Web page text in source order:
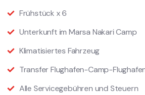
Frühstück x 6
Unterkunft im Marsa Nakari Camp
Klimatisiertes Fahrzeug
Transfer Flughafen-Camp-
Alle Servicegebühren und Steuern